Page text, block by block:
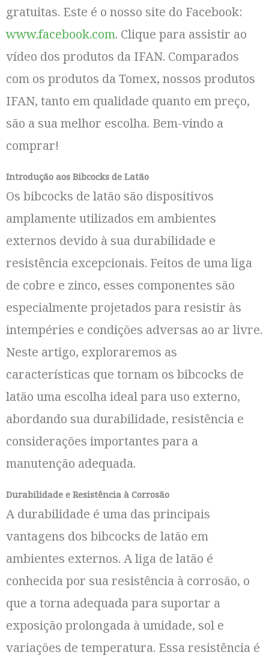
gratuitas. Este é o nosso site do Facebook:
www.facebook.com. Clique para assistir ao
vídeo dos produtos da IFAN. Comparados
com os produtos da Tomex, nossos produtos
IFAN, tanto em qualidade quanto em preço,
são a sua melhor escolha. Bem-vindo a
comprar!
Introdução aos Bibcocks de Latão
Os bibcocks de latão são dispositivos
amplamente utilizados em ambientes
externos devido à sua durabilidade e
resistência excepcionais. Feitos de uma liga
de cobre e zinco, esses componentes são
especialmente projetados para resistir às
intempéries e condições adversas ao ar livre.
Neste artigo, exploraremos as
características que tornam os bibcocks de
latão uma escolha ideal para uso externo,
abordando sua durabilidade, resistência e
considerações importantes para a
manutenção adequada.
Durabilidade e Resistência à Corrosão
A durabilidade é uma das principais
vantagens dos bibcocks de latão em
ambientes externos. A liga de latão é
conhecida por sua resistência à corrosão, o
que a torna adequada para suportar a
exposição prolongada à umidade, sol e
variações de temperatura. Essa resistência é